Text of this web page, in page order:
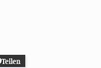
Teilen